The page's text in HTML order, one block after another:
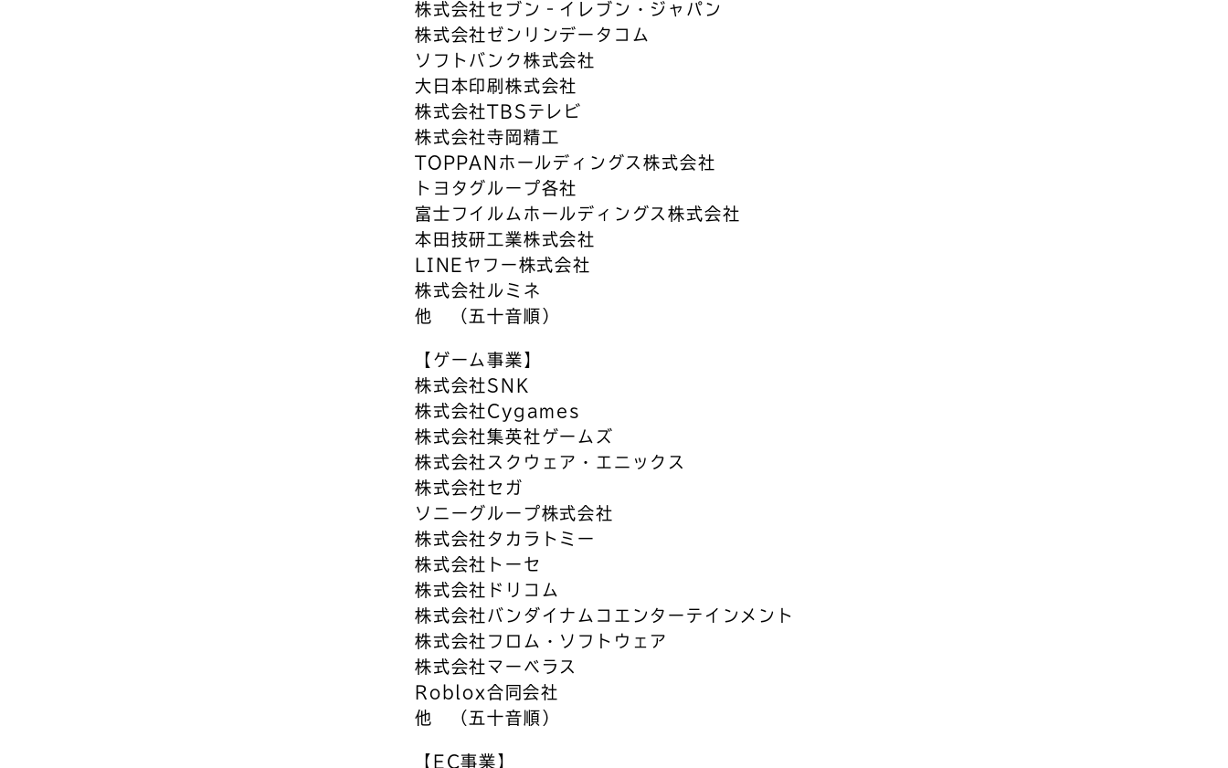
株式会社セブン‐イレブン・ジャパン
株式会社ゼンリンデータコム
ソフトバンク株式会社
大日本印刷株式会社
株式会社TBSテレビ
株式会社寺岡精工
TOPPANホールディングス株式会社
トヨタグループ各社
富士フイルムホールディングス株式会社
本田技研工業株式会社
LINEヤフー株式会社
株式会社ルミネ
他 （五十音順）
【ゲーム事業】
株式会社SNK
株式会社Cygames
株式会社集英社ゲームズ
株式会社スクウェア・エニックス
株式会社セガ
ソニーグループ株式会社
株式会社タカラトミー
株式会社トーセ
株式会社ドリコム
株式会社バンダイナムコエンターテインメント
株式会社フロム・ソフトウェア
株式会社マーベラス
Roblox合同会社
他 （五十音順）
【EC事業】